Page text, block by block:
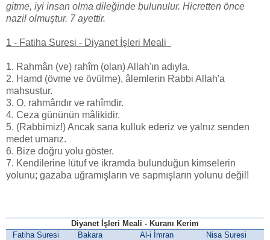
gitme, iyi insan olma dileğinde bulunulur. Hicretten önce
nazil olmuştur. 7 ayettir.
1 - Fatiha Suresi - Diyanet İşleri Meali
1. Rahmân (ve) rahîm (olan) Allah'ın adıyla.
2. Hamd (övme ve övülme), âlemlerin Rabbi Allah'a
mahsustur.
3. O, rahmândır ve rahîmdir.
4. Ceza gününün mâlikidir.
5. (Rabbimiz!) Ancak sana kulluk ederiz ve yalnız senden
medet umarız.
6. Bize doğru yolu göster.
7. Kendilerine lütuf ve ikramda bulunduğun kimselerin
yolunu; gazaba uğramışların ve sapmışların yolunu değil!
Diyanet İşleri Meali - Kuranı Kerim
Fatiha Suresi
Bakara
Al-i İmran
Nisa Suresi